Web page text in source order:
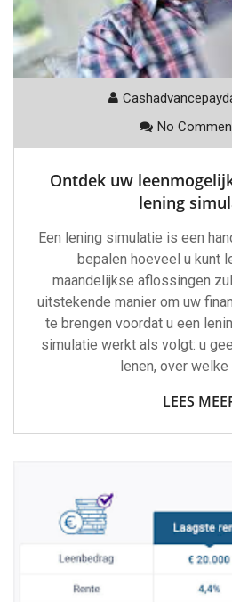
No
Ontdek uw
lening
Een lening simulatie is een
bepalen hoeveel u kunt
maandelijkse aflossingen
uitstekende manier om uw
te brengen voordat u een
simulatie werkt als volgt: u
lenen, over
LEES